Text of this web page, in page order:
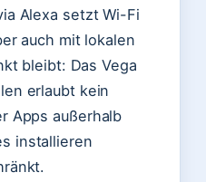
Alexa setzt Wi-Fi
auch mit lokalen
bleibt: Das Vega
erlaubt kein
Apps außerhalb
installieren